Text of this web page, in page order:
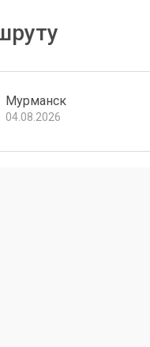
Мурманск
04.08.2026